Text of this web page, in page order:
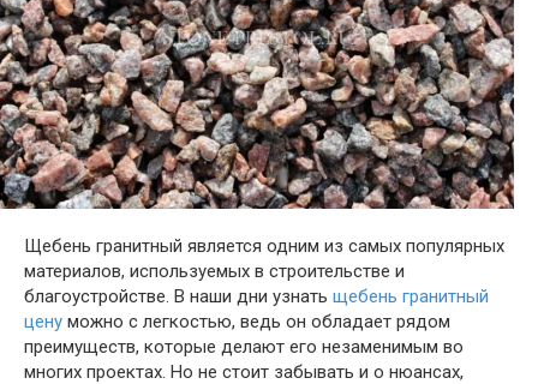
Щебень гранитный является одним из самых популярных
материалов, используемых в строительстве и
благоустройстве. В наши дни узнать щебень гранитный
цену можно с легкостью, ведь он обладает рядом
преимуществ, которые делают его незаменимым во
многих проектах. Но не стоит забывать и о нюансах,